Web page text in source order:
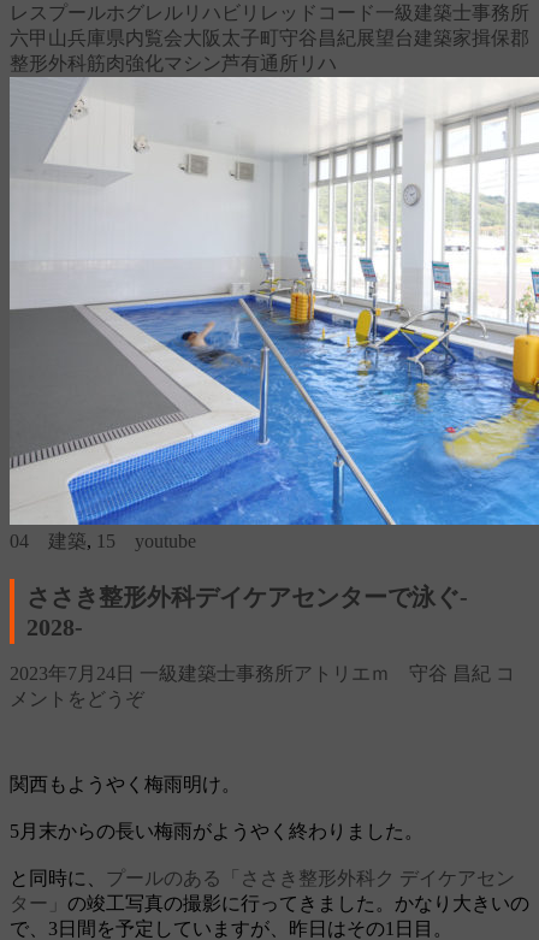
レス プールホグレル リハビリ レッドコード一級建築士事務所
六甲山兵庫県内覧会大阪太子町守谷昌紀展望台建築家揖保郡
整形外科筋肉強化マシン芦有通所リハ
04 建築, 15 youtube
ささき整形外科デイケアセンターで泳ぐ‐
2028‐
2023年7月24日 一級建築士事務所アトリエｍ 守谷 昌紀 コ
メントをどうぞ
関西もようやく梅雨明け。
5月末からの長い梅雨がようやく終わりました。
と同時に、 プールのある「ささき整形外科ク デイケアセン
ター」 の竣工写真の撮影に行ってきました。かなり大きいの
で、3日間を予定していますが、昨日はその1日目。